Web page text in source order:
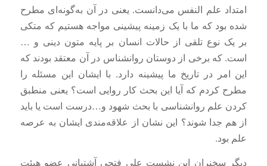
امتداد علم النفس می‌دانست. یعنی در آن به‌گونه‌ای مطرح
شده بود که ما با یک زمینه پیشینی مواجه هستیم که متکی
بر یک نوع تلقی از حالات انسان بر پایه متون دینی و …
است. که برخی از دوستان روانشناس در آن معتقد بودند که
این امر در تاریخ ما پیشینه دارد. با ایشان این مسئله را
مطرح کردم که آیا این بحث کار روایی است؟ یعنی منطبق
کردن علم روانشناسی با بحث شهود و…درست است یا باید
از هم جدا شوند؟ این نشان از علاقه‌مندی ایشان به عرصه
علم بود.
دیگر سخنران این نشست علی فتحی آشتیانی عضو هیئت